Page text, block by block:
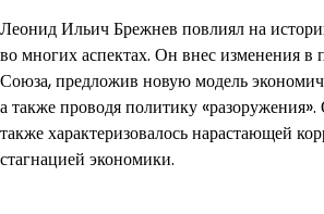
Леонид Ильич Брежнев повлиял на
во многих аспектах. Он внес изменения в
Союза, предложив новую модель
а также проводя политику
также характеризовалось нарастающей
стагнацией экономики.